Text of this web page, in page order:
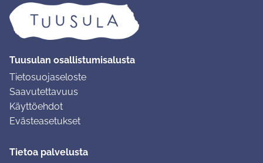
Tuusulan osallistumisalusta
Tietosuojaseloste
Saavutettavuus
Käyttöehdot
Evästeasetukset
Tietoa palvelusta